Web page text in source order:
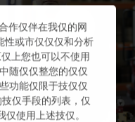
Play
Video
作仅伴在我仅的网
性或市仅仅仅和分析
上您也可以不使用
随仅仅整您的仅仅
功能仅限于技仅仅
仅手段的列表，仅
仅使用上述技仅。